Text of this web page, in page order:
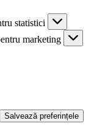
statistici
marketing
Salvează preferințele